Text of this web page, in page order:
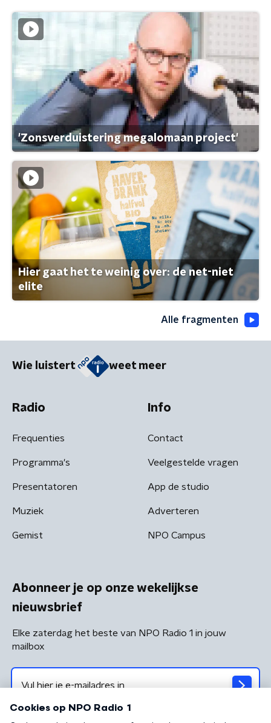
'Zonsverduistering megalomaan project'
Hier gaat het te weinig over: de net-niet
elite
Alle fragmenten
Wie luistert weet meer
Radio
Frequenties
Programma's
Presentatoren
Muziek
Gemist
Info
Contact
Veelgestelde vragen
App de studio
Adverteren
NPO Campus
Abonneer je op onze wekelijkse
nieuwsbrief
Elke zaterdag het beste van NPO Radio 1 in jouw
mailbox